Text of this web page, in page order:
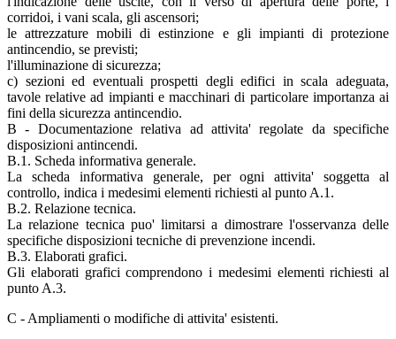
corridoi, i vani scala, gli ascensori;
le attrezzature mobili di estinzione e gli impianti di protezione
antincendio, se previsti;
l'illuminazione di sicurezza;
c) sezioni ed eventuali prospetti degli edifici in scala adeguata,
tavole relative ad impianti e macchinari di particolare importanza ai
fini della sicurezza antincendio.
B - Documentazione relativa ad attivita' regolate da specifiche
disposizioni antincendi.
B.1. Scheda informativa generale.
La scheda informativa generale, per ogni attivita' soggetta al
controllo, indica i medesimi elementi richiesti al punto A.1.
B.2. Relazione tecnica.
La relazione tecnica puo' limitarsi a dimostrare l'osservanza delle
specifiche disposizioni tecniche di prevenzione incendi.
B.3. Elaborati grafici.
Gli elaborati grafici comprendono i medesimi elementi richiesti al
punto A.3.
C - Ampliamenti o modifiche di attivita' esistenti.